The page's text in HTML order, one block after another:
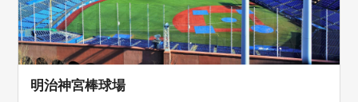
明治神宮棒球場